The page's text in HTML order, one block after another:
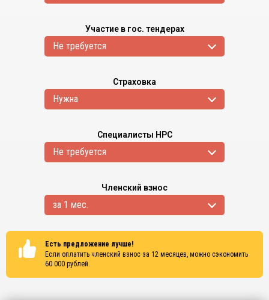
Участие в гос. тендерах
Не требуется
Страховка
Нужна
Специалисты НРС
Не требуется
Членский взнос
за 1 мес.
Есть предложение лучше!
Если оплатить членский взнос за 12 месяцев, можно сэкономить
60 000 рублей.